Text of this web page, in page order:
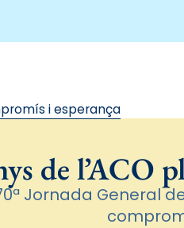
i esperança
de l’ACO
Jornada General